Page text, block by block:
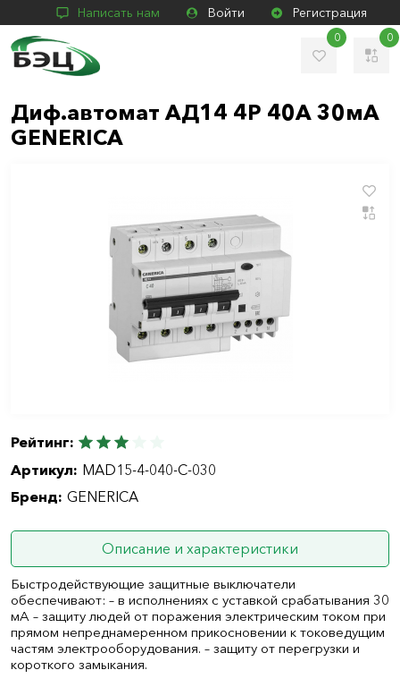
Написать нам Войти Регистрация
0 0
Диф.автомат АД14 4Р 40А 30мА
GENERICA
Рейтинг:
Артикул: MAD15-4-040-C-030
Бренд: GENERICA
Описание и характеристики
Быстродействующие защитные выключатели
обеспечивают: – в исполнениях с уставкой срабатывания 30
мА – защиту людей от поражения электрическим током при
прямом непреднамеренном прикосновении к токоведущим
частям электрооборудования. – защиту от перегрузки и
короткого замыкания.